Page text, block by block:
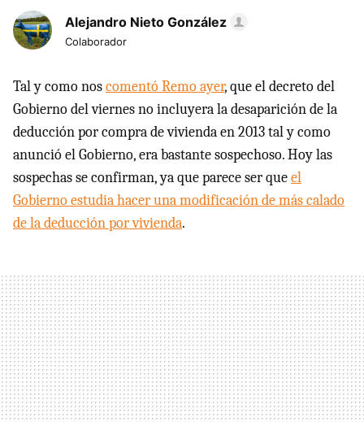
Alejandro Nieto González
Colaborador
Tal y como noscomentó Remo ayer, que el decreto del
Gobierno del viernes no incluyera la desaparición de la
deducción por compra de vivienda en 2013 tal y como
anunció el Gobierno, era bastante sospechoso. Hoy las
sospechas se confirman, ya que parece ser queel
Gobierno estudia hacer una modificación de más calado
de la deducción por vivienda.